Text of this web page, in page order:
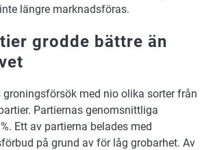
längre marknadsföras.
grodde bättre än
groningsförsök med nio olika sorter från
Partiernas genomsnittliga
Ett av partierna belades med
på grund av för låg grobarhet. Av